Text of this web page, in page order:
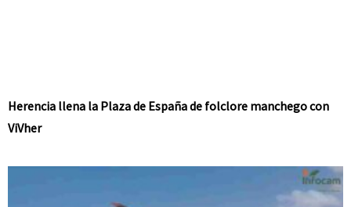
Herencia llena la Plaza de España de folclore manchego con
ViVher